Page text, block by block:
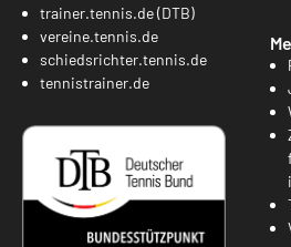
trainer.tennis.de (DTB)
vereine.tennis.de
schiedsrichter.tennis.de
tennistrainer.de